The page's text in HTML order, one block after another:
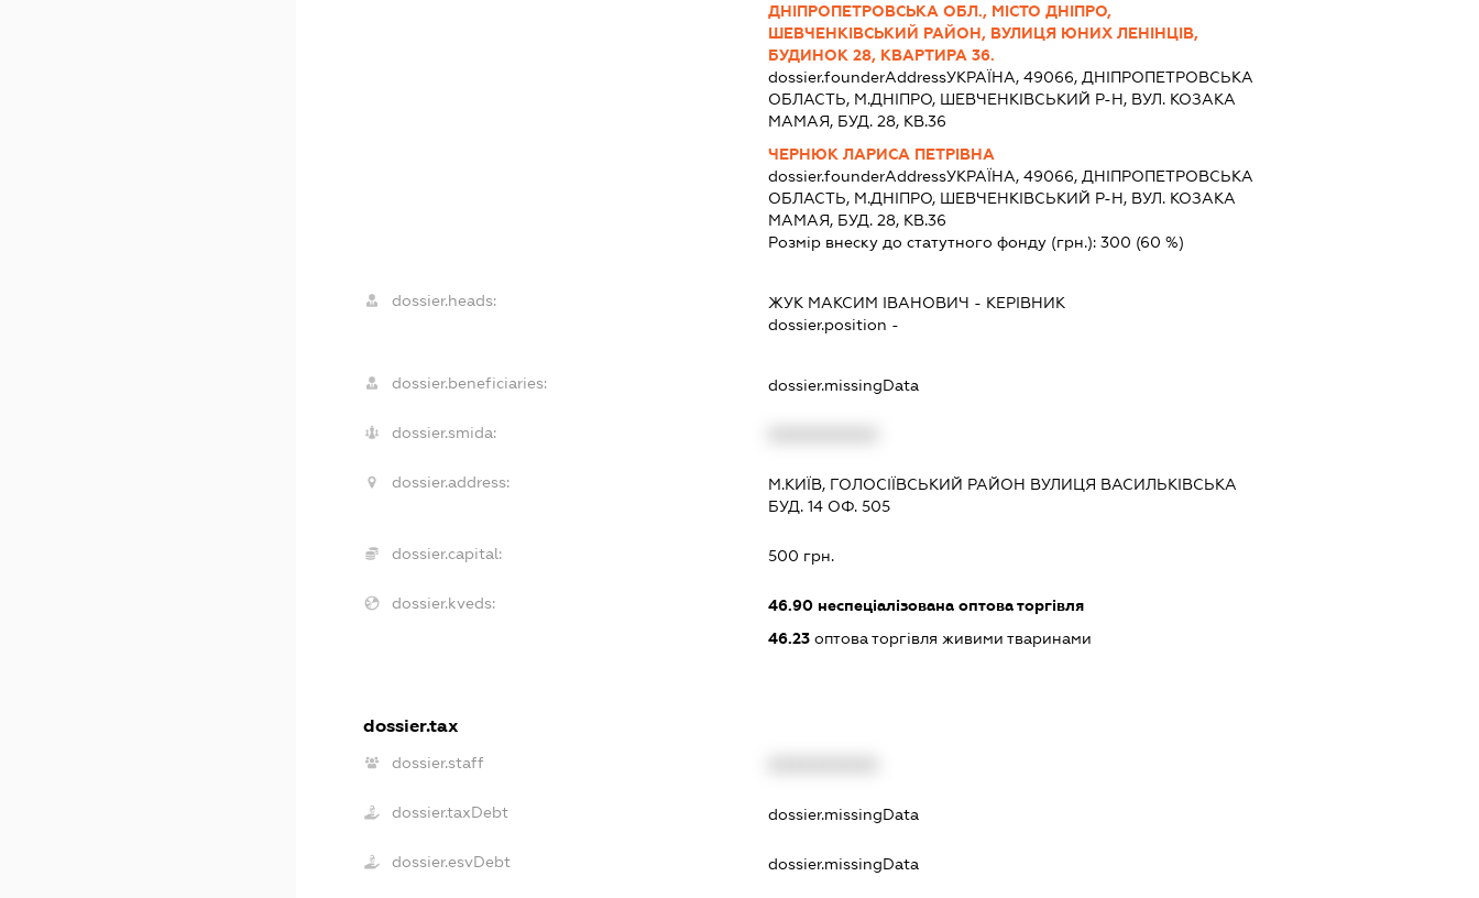
ДНІПРОПЕТРОВСЬКА ОБЛ., МІСТО ДНІПРО,
ШЕВЧЕНКІВСЬКИЙ РАЙОН, ВУЛИЦЯ ЮНИХ ЛЕНІНЦІВ,
БУДИНОК 28, КВАРТИРА 36.
dossier.founderAddressУКРАЇНА, 49066, ДНIПРОПЕТРОВСЬКА
ОБЛАСТЬ, М.ДНIПРО, ШЕВЧЕНКIВСЬКИЙ Р-Н, ВУЛ. КОЗАКА
МАМАЯ, БУД. 28, КВ.36
ЧЕРНЮК ЛАРИСА ПЕТРІВНА
dossier.founderAddressУКРАЇНА, 49066, ДНIПРОПЕТРОВСЬКА
ОБЛАСТЬ, М.ДНIПРО, ШЕВЧЕНКIВСЬКИЙ Р-Н, ВУЛ. КОЗАКА
МАМАЯ, БУД. 28, КВ.36
Розмір внеску до статутного фонду (грн.):300 (60 %)
dossier.heads: ЖУК МАКСИМ ІВАНОВИЧ - КЕРІВНИК
dossier.position -
dossier.beneficiaries: dossier.missingData
dossier.smida:
dossier.address:
М.КИЇВ, ГОЛОСІЇВСЬКИЙ РАЙОН ВУЛИЦЯ ВАСИЛЬКІВСЬКА
БУД. 14 ОФ. 505
dossier.capital: 500 грн.
dossier.kveds: 46.90 неспеціалізована оптова торгівля
46.23 оптова торгівля живими тваринами
dossier.tax
dossier.staff
dossier.taxDebt dossier.missingData
dossier.esvDebt dossier.missingData